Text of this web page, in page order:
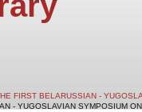
FIRST BELARUSSIAN -
- YUGOSLAVIAN SYMPOSIUM